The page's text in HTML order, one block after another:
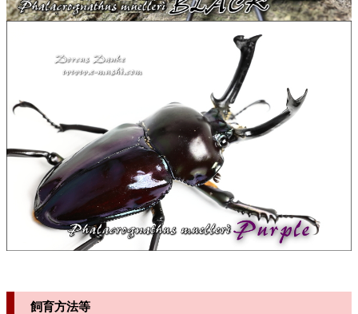
飼育方法等